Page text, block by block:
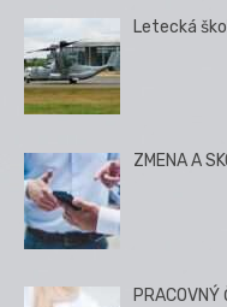
Letecká
ZMENA A
PRACOVNÝ